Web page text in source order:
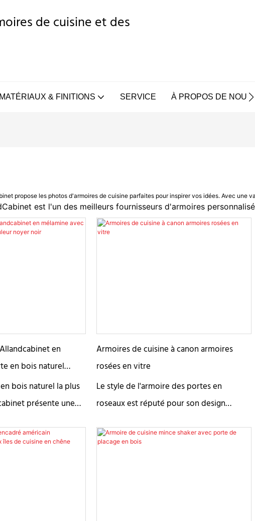
de cuisine et des
MATÉRIAUX & FINITIONS SERVICE À PROPOS DE NOUS
propose les photos d'armoires de cuisine parfaites pour inspirer vos idées. Avec une
est l'un des meilleurs fournisseurs d'armoires
en
en bois naturel
bois naturel la plus
présente une
élégant à des
faciles d'entretien.
Armoires de cuisine à canon armoires
rosées en vitre
Le style de l'armoire des portes en
roseaux est réputé pour son design
de panneaux de porte ont souvent des